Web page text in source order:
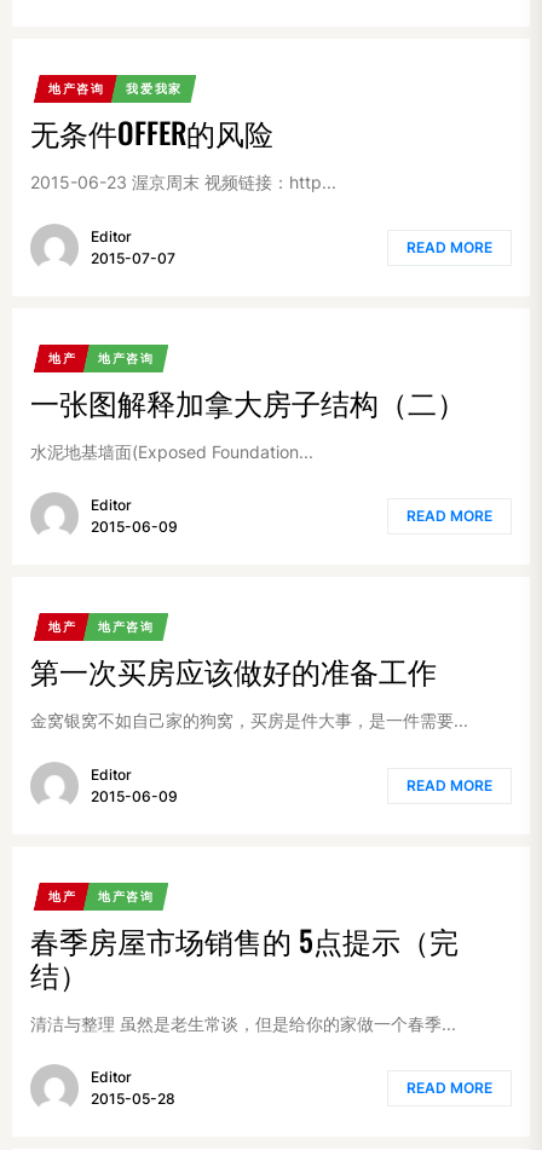
地产咨询 我爱我家
无条件OFFER的风险
2015-06-23 渥京周末 视频链接：http...
Editor
2015-07-07
READ MORE
地产 地产咨询
一张图解释加拿大房子结构（二）
水泥地基墙面(Exposed Foundation...
Editor
2015-06-09
READ MORE
地产 地产咨询
第一次买房应该做好的准备工作
金窝银窝不如自己家的狗窝，买房是件大事，是一件需要...
Editor
2015-06-09
READ MORE
地产 地产咨询
春季房屋市场销售的 5点提示（完
结）
清洁与整理 虽然是老生常谈，但是给你的家做一个春季...
Editor
2015-05-28
READ MORE